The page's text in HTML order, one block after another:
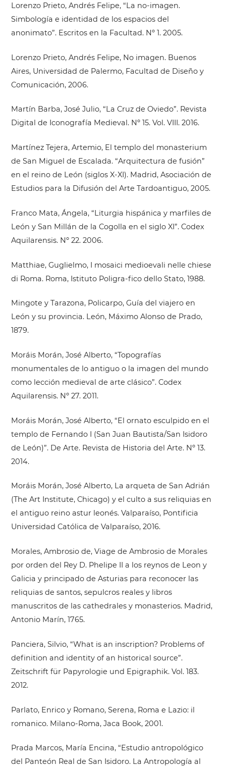
Lorenzo Prieto, Andrés Felipe, “La no-imagen.
Simbología e identidad de los espacios del
anonimato”. Escritos en la Facultad. Nº 1. 2005.
Lorenzo Prieto, Andrés Felipe, No imagen. Buenos
Aires, Universidad de Palermo, Facultad de Diseño y
Comunicación, 2006.
Martín Barba, José Julio, “La Cruz de Oviedo”. Revista
Digital de Iconografía Medieval. Nº 15. Vol. VIII. 2016.
Martínez Tejera, Artemio, El templo del monasterium
de San Miguel de Escalada. “Arquitectura de fusión”
en el reino de León (siglos X-XI). Madrid, Asociación de
Estudios para la Difusión del Arte Tardoantiguo, 2005.
Franco Mata, Ángela, “Liturgia hispánica y marfiles de
León y San Millán de la Cogolla en el siglo XI”. Codex
Aquilarensis. Nº 22. 2006.
Matthiae, Guglielmo, I mosaici medioevali nelle chiese
di Roma. Roma, Istituto Poligra-fico dello Stato, 1988.
Mingote y Tarazona, Policarpo, Guía del viajero en
León y su provincia. León, Máximo Alonso de Prado,
1879.
Moráis Morán, José Alberto, “Topografías
monumentales de lo antiguo o la imagen del mundo
como lección medieval de arte clásico”. Codex
Aquilarensis. Nº 27. 2011.
Moráis Morán, José Alberto, “El ornato esculpido en el
templo de Fernando I (San Juan Bautista/San Isidoro
de León)”. De Arte. Revista de Historia del Arte. Nº 13.
2014.
Moráis Morán, José Alberto, La arqueta de San Adrián
(The Art Institute, Chicago) y el culto a sus reliquias en
el antiguo reino astur leonés. Valparaíso, Pontificia
Universidad Católica de Valparaíso, 2016.
Morales, Ambrosio de, Viage de Ambrosio de Morales
por orden del Rey D. Phelipe II a los reynos de Leon y
Galicia y principado de Asturias para reconocer las
reliquias de santos, sepulcros reales y libros
manuscritos de las cathedrales y monasterios. Madrid,
Antonio Marín, 1765.
Panciera, Silvio, “What is an inscription? Problems of
definition and identity of an historical source”.
Zeitschrift für Papyrologie und Epigraphik. Vol. 183.
2012.
Parlato, Enrico y Romano, Serena, Roma e Lazio: il
romanico. Milano-Roma, Jaca Book, 2001.
Prada Marcos, María Encina, “Estudio antropológico
del Panteón Real de San Isidoro. La Antropología al